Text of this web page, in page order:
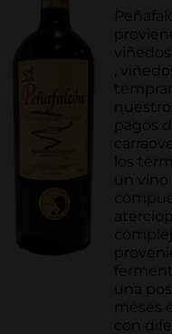
,
pagos
los
un
una
meses
con